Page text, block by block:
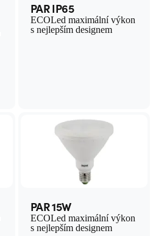
PAR IP65
ECOLed maximální výkon
s nejlepším designem
PAR 15W
ECOLed maximální výkon
s nejlepším designem